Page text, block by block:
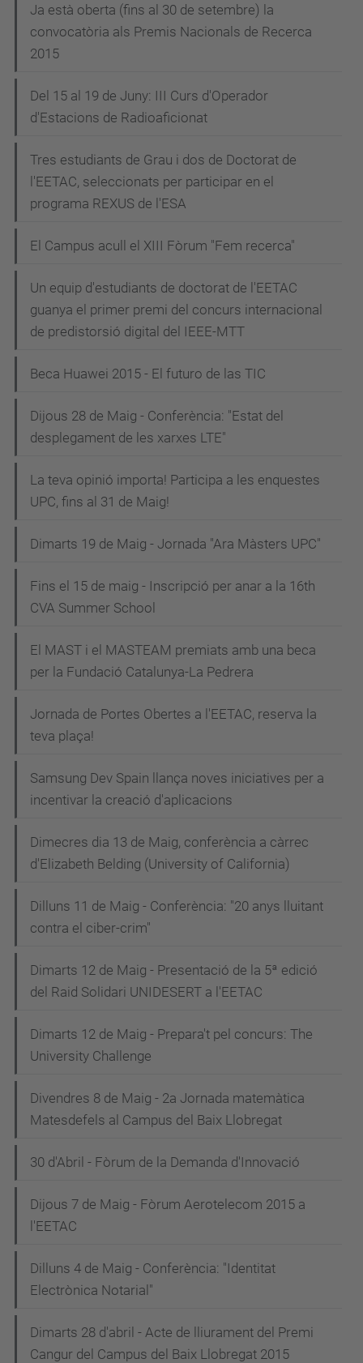
Ja està oberta (fins al 30 de setembre) la
convocatòria als Premis Nacionals de Recerca
2015
Del 15 al 19 de Juny: III Curs d'Operador
d'Estacions de Radioaficionat
Tres estudiants de Grau i dos de Doctorat de
l'EETAC, seleccionats per participar en el
programa REXUS de l'ESA
El Campus acull el XIII Fòrum "Fem recerca"
Un equip d'estudiants de doctorat de l'EETAC
guanya el primer premi del concurs internacional
de predistorsió digital del IEEE-MTT
Beca Huawei 2015 - El futuro de las TIC
Dijous 28 de Maig - Conferència: "Estat del
desplegament de les xarxes LTE"
La teva opinió importa! Participa a les enquestes
UPC, fins al 31 de Maig!
Dimarts 19 de Maig - Jornada "Ara Màsters UPC"
Fins el 15 de maig - Inscripció per anar a la 16th
CVA Summer School
El MAST i el MASTEAM premiats amb una beca
per la Fundació Catalunya-La Pedrera
Jornada de Portes Obertes a l'EETAC, reserva la
teva plaça!
Samsung Dev Spain llança noves iniciatives per a
incentivar la creació d'aplicacions
Dimecres dia 13 de Maig, conferència a càrrec
d'Elizabeth Belding (University of California)
Dilluns 11 de Maig - Conferència: "20 anys lluitant
contra el ciber-crim"
Dimarts 12 de Maig - Presentació de la 5ª edició
del Raid Solidari UNIDESERT a l'EETAC
Dimarts 12 de Maig - Prepara't pel concurs: The
University Challenge
Divendres 8 de Maig - 2a Jornada matemàtica
Matesdefels al Campus del Baix Llobregat
30 d'Abril - Fòrum de la Demanda d'Innovació
Dijous 7 de Maig - Fòrum Aerotelecom 2015 a
l'EETAC
Dilluns 4 de Maig - Conferència: "Identitat
Electrònica Notarial"
Dimarts 28 d'abril - Acte de lliurament del Premi
Cangur del Campus del Baix Llobregat 2015